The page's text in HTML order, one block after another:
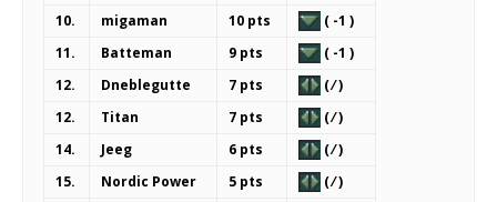
10. migaman 10 pts
( -1 )
11.
Batteman 9 pts
( -1 )
12.
Dneblegutte 7 pts
( ⁄ )
12.
Titan 7 pts
( ⁄ )
14.
Jeeg 6 pts
( ⁄ )
15.
Nordic Power 5 pts
( ⁄ )